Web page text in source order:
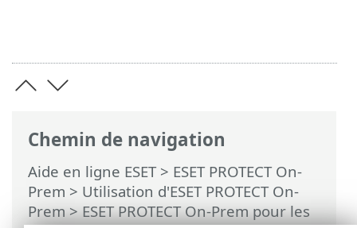
Chemin de navigation
Aide en ligne ESET> ESET PROTECT On-
Prem > Utilisation d'ESET PROTECT On-
Prem>ESET PROTECT On-Prem pour les